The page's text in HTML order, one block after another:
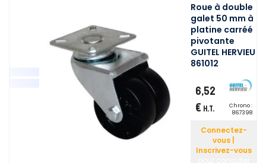
Roue à double
galet 50 mm à
platine carréé
pivotante
GUITEL HERVIEU
861012
6,52
€ H.T.
Chrono :
867398
Connectez-
vous |
Inscrivez-vous